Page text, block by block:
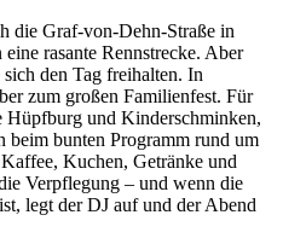
die Graf-von-Dehn-Straße in
rasante Rennstrecke. Aber
den Tag freihalten. In
zum großen Familienfest. Für
Hüpfburg und Kinderschminken,
beim bunten Programm rund um
Kuchen, Getränke und
Verpflegung – und wenn die
legt der DJ auf und der Abend